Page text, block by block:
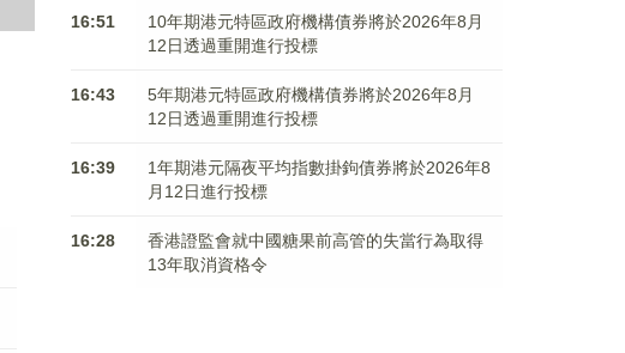
16:51
10年期港元特區政府機構債券將於2026年8月
12日透過重開進行投標
16:43
5年期港元特區政府機構債券將於2026年8月
12日透過重開進行投標
16:39
1年期港元隔夜平均指數掛鉤債券將於2026年8
月12日進行投標
16:28
香港證監會就中國糖果前高管的失當行為取得
13年取消資格令